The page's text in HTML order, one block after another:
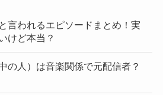
言われるエピソードまとめ！実
けど本当？
の人）は音楽関係で元配信者？